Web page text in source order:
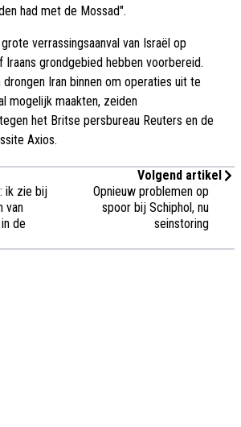
had met de Mossad".
verrassingsaanval van Israël op
Iraans grondgebied hebben voorbereid.
Iran binnen om operaties uit te
mogelijk maakten, zeiden
het Britse persbureau Reuters en de
Axios.
ik zie bij
van
de
Volgend artikel
Opnieuw problemen op
spoor bij Schiphol, nu
seinstoring